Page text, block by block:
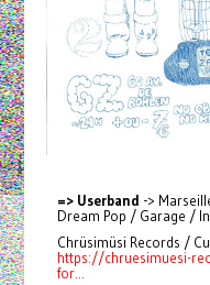
=> Userband ->
Dream Pop / Garage /
Chrüsimüsi Records /
https://chruesimuesi-
for...